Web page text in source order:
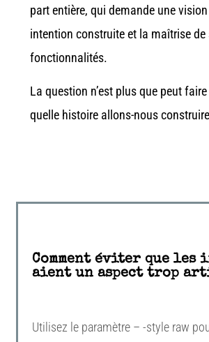
part entière, qui demande une
intention construite et la maîtrise de
fonctionnalités.
La question n’est plus que peut faire
quelle histoire allons-nous
Comment éviter que les
aient un aspect trop
Utilisez le paramètre – -style raw